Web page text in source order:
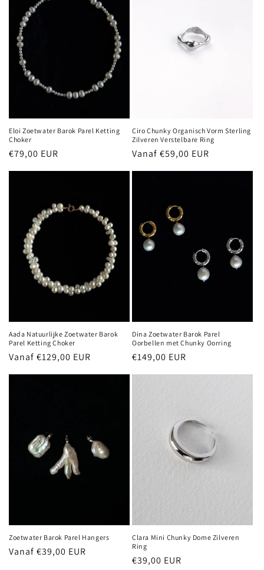
Eloi Zoetwater Barok Parel Ketting
Choker
Normale
€79,00 EUR
Ciro Chunky Organisch Vorm Sterling
Zilveren Verstelbare Ring
Normale
Vanaf €59,00 EUR
Aada Natuurlijke Zoetwater Barok
Parel Ketting Choker
Normale
Vanaf €129,00 EUR
Dina Zoetwater Barok Parel
Oorbellen met Chunky Oorring
Normale
€149,00 EUR
Zoetwater Barok Parel Hangers
Normale
Vanaf €39,00 EUR
Clara Mini Chunky Dome Zilveren
Ring
Normale
€39,00 EUR